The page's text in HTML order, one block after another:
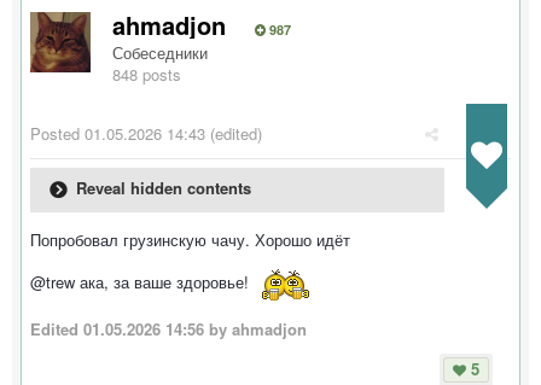
ahmadjon 987
Собеседники
848 posts
Posted 01.05.2026 14:43 (edited)
Reveal hidden contents
Попробовал грузинскую чачу. Хорошо идёт
@trew ака, за ваше здоровье!
Edited 01.05.2026 14:56 by ahmadjon
5